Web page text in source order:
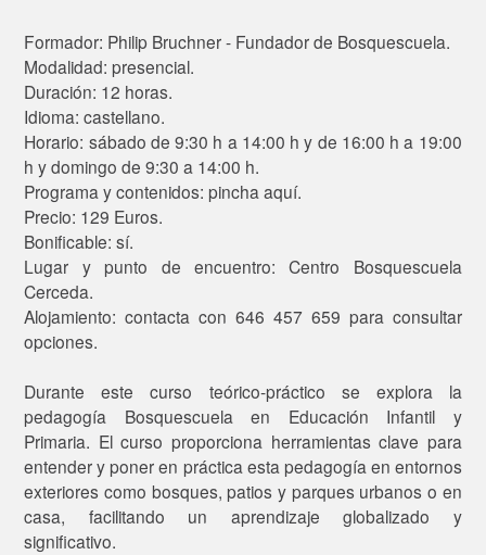
Formador: Philip Bruchner - Fundador de Bosquescuela.
Modalidad: presencial.
Duración: 12 horas.
Idioma: castellano.
Horario: sábado de 9:30 h a 14:00 h y de 16:00 h a 19:00
h y domingo de 9:30 a 14:00 h.
Programa y contenidos: pincha aquí.
Precio: 129 Euros.
Bonificable: sí.
Lugar y punto de encuentro: Centro Bosquescuela
Cerceda.
Alojamiento: contacta con 646 457 659 para consultar
opciones.
Durante este curso teórico-práctico se explora la
pedagogía Bosquescuela en Educación Infantil y
Primaria. El curso proporciona herramientas clave para
entender y poner en práctica esta pedagogía en entornos
exteriores como bosques, patios y parques urbanos o en
casa, facilitando un aprendizaje globalizado y
significativo.